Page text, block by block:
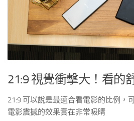
21:9 視覺衝擊大！看的
21:9 可以說是最適合看電影的比例，
電影震撼的效果實在非常吸睛